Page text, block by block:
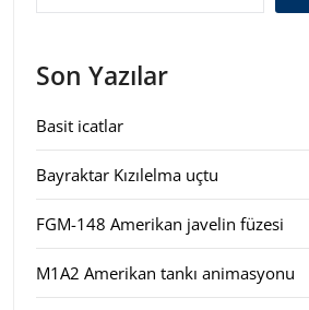
Son Yazılar
Basit icatlar
Bayraktar Kızılelma uçtu
FGM-148 Amerikan javelin füzesi
M1A2 Amerikan tankı animasyonu